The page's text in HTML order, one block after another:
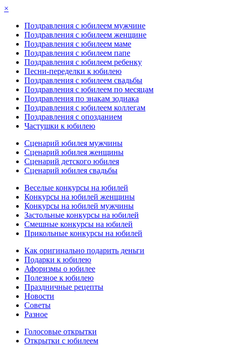
×
Поздравления с юбилеем мужчине
Поздравления с юбилеем женщине
Поздравления с юбилеем маме
Поздравления с юбилеем папе
Поздравления с юбилеем ребенку
Песни-переделки к юбилею
Поздравления с юбилеем свадьбы
Поздравления с юбилеем по месяцам
Поздравления по знакам зодиака
Поздравления с юбилеем коллегам
Поздравления с опозданием
Частушки к юбилею
Сценарий юбилея мужчины
Сценарий юбилея женщины
Сценарий детского юбилея
Сценарий юбилея свадьбы
Веселые конкурсы на юбилей
Конкурсы на юбилей женщины
Конкурсы на юбилей мужчины
Застольные конкурсы на юбилей
Смешные конкурсы на юбилей
Прикольные конкурсы на юбилей
Как оригинально подарить деньги
Подарки к юбилею
Афоризмы о юбилее
Полезное к юбилею
Праздничные рецепты
Новости
Советы
Разное
Голосовые открытки
Открытки с юбилеем